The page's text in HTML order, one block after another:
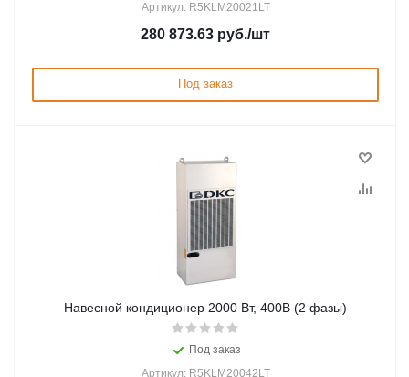
Артикул: R5KLM20021LT
280 873.63 руб./шт
Под заказ
Навесной кондиционер 2000 Вт, 400В (2 фазы)
Под заказ
Артикул: R5KLM20042LT